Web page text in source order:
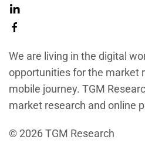
We are living in the digital
opportunities for the market
mobile journey. TGM
market research and online
© 2026TGM Research